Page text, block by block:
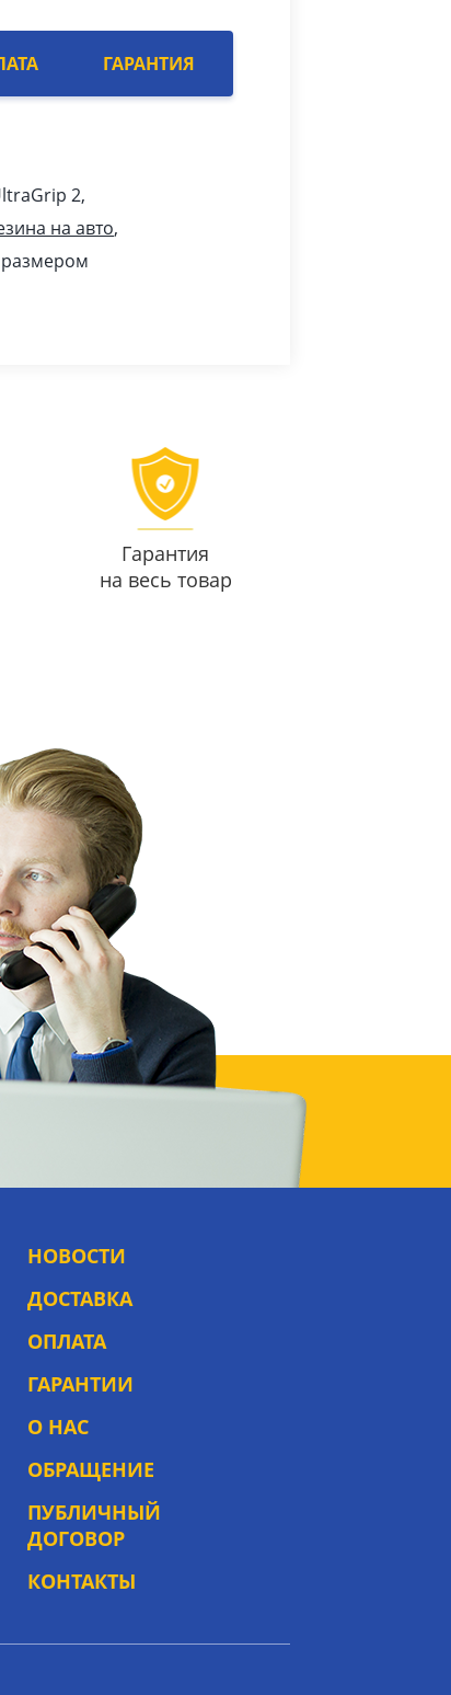
ГАРАНТИЯ
2,
на авто,
размером
Гарантия
на весь товар
НОВОСТИ
ДОСТАВКА
ОПЛАТА
ГАРАНТИИ
О НАС
ОБРАЩЕНИЕ
ПУБЛИЧНЫЙ
ДОГОВОР
КОНТАКТЫ